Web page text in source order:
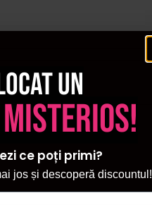
un
ce poți primi?
jos și descoperă discountul!